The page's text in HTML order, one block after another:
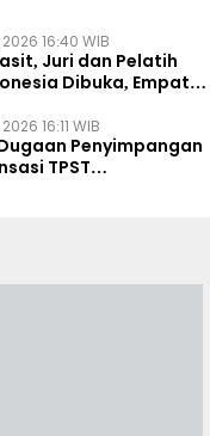
16:40 WIB
Juri dan Pelatih
Dibuka, Empat
16:11 WIB
Penyimpangan
TPST